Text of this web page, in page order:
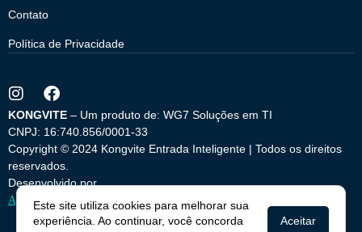
Este site utiliza cookies para melhorar sua
experiência. Ao continuar, você concorda
Aceitar
Contato
Política de Privacidade
KONGVITE – Um produto de: WG7 Soluções em TI
CNPJ: 16:740.856/0001-33
Copyright © 2024 Kongvite Entrada Inteligente | Todos os direitos
reservados.
Desenvolvido por
Agência iLuck: Agência de Marketing Digital em Curitiba